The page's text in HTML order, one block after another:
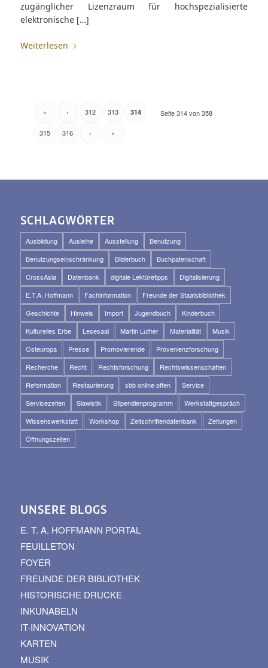
zugänglicher Lizenzraum für hochspezialisierte
elektronische […]
Weiterlesen
Seite 314 von 358
« ‹ 312 313 314
315 316 › »
SCHLAGWÖRTER
Ausbildung Ausleihe Ausstellung
Benutzung
Benutzungseinschränkung
Bilderbuch
Buchpatenschaft
CrossAsia
Datenbank digitale Lektüretipps
Digitalisierung
E.T.A. Hoffmann
Fachinformation
Freunde der Staatsbibliothek
Geschichte
Hinweis Import Jugendbuch
Kinderbuch
Kulturelles Erbe
Lesesaal Martin Luther Materialität
Musik
Osteuropa
Presse Promovierende
Provenienzforschung
Recherche
Recht Rechtsforschung
Rechtswissenschaften
Reformation
Restaurierung sbb online offen
Service
Servicezeiten
Slawistik Stipendienprogramm
Werkstattgespräch
Wissenswerkstatt
Workshop Zeitschriftendatenbank
Zeitungen
Öffnungszeiten
UNSERE BLOGS
E. T. A. HOFFMANN PORTAL
FEUILLETON
FOYER
FREUNDE DER BIBLIOTHEK
HISTORISCHE DRUCKE
INKUNABELN
IT-INNOVATION
KARTEN
MUSIK